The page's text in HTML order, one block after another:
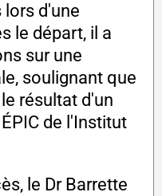
d'une
le départ, il a
sur une
soulignant que
résultat d'un
de l'Institut
le Dr Barrette